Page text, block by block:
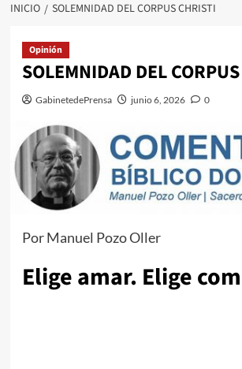
INICIO SOLEMNIDAD DEL CORPUS CHRISTI
Opinión
SOLEMNIDAD DEL
GabinetedePrensa junio 6, 2026 0
Por Manuel Pozo Oller
Elige amar. Elige